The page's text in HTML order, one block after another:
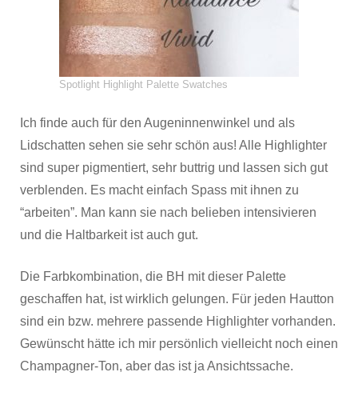
Spotlight Highlight Palette Swatches
Ich finde auch für den Augeninnenwinkel und als
Lidschatten sehen sie sehr schön aus! Alle Highlighter
sind super pigmentiert, sehr buttrig und lassen sich gut
verblenden. Es macht einfach Spass mit ihnen zu
“arbeiten”. Man kann sie nach belieben intensivieren
und die Haltbarkeit ist auch gut.
Die Farbkombination, die BH mit dieser Palette
geschaffen hat, ist wirklich gelungen. Für jeden Hautton
sind ein bzw. mehrere passende Highlighter vorhanden.
Gewünscht hätte ich mir persönlich vielleicht noch einen
Champagner-Ton, aber das ist ja Ansichtssache.